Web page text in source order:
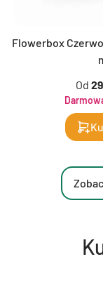
Flowerbox
Od